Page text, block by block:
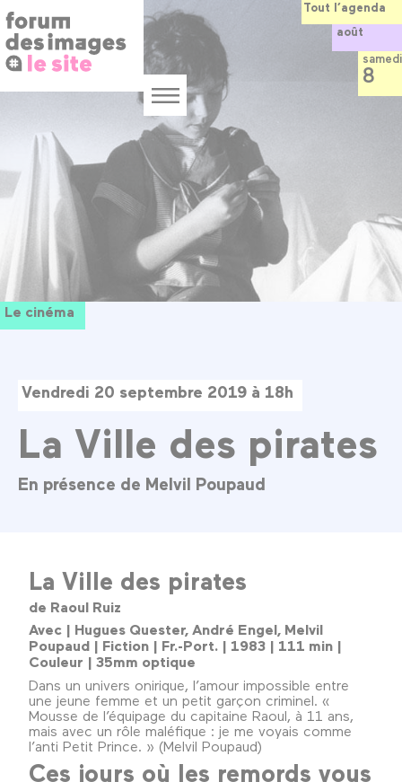
Panneau de gestion des cookies
au
contenu
principal
Menu
Le cinéma
Vendredi 20 septembre 2019 à 18h
La Ville des pirates
En présence de Melvil Poupaud
La Ville des pirates
de Raoul Ruiz
Avec | Hugues Quester, André Engel, Melvil
Poupaud | Fiction | Fr.-Port. | 1983 | 111 min |
Couleur | 35mm optique
Dans un univers onirique, l’amour impossible entre
une jeune femme et un petit garçon criminel. «
Mousse de l’équipage du capitaine Raoul, à 11 ans,
mais avec un rôle maléfique : je me voyais comme
l’anti Petit Prince. » (Melvil Poupaud)
Ces jours où les remords vous
Tout l’agenda
août
samedi
8